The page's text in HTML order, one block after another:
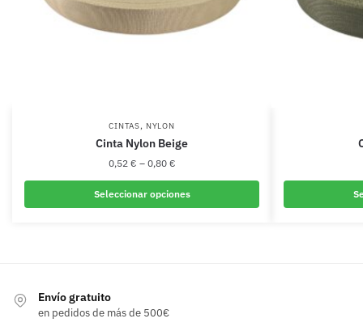
CINTAS, NYLON
Cinta Nylon Beige
0,52 € – 0,80 €
Seleccionar opciones
Las
Envío gratuito
en pedidos de más de 500€